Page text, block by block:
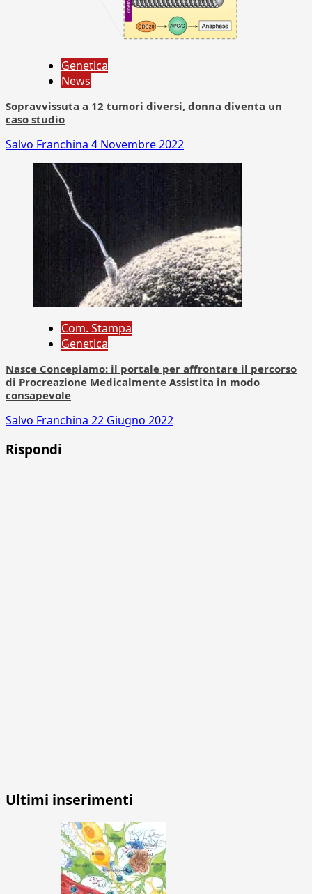
Genetica
News
Sopravvissuta a 12 tumori diversi, donna diventa un
caso studio
Salvo Franchina 4 Novembre 2022
Com. Stampa
Genetica
Nasce Concepiamo: il portale per affrontare il percorso
di Procreazione Medicalmente Assistita in modo
consapevole
Salvo Franchina 22 Giugno 2022
Rispondi
Ultimi inserimenti